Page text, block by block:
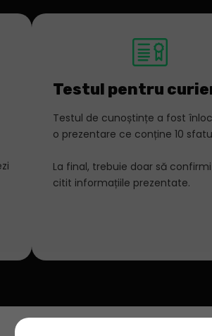
Testul pentru
Testul de cunoștințe a fost
o prezentare ce conține 10
La final, trebuie doar să
citit informațiile prezentate.